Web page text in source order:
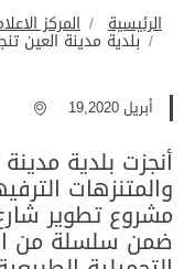
الرئيسية المركز
بلدية مدينة العين
أبريل 19,2020
أنجزت بلدية
والمتنزهات
مشروع تطوير
ضمن سلسلة من